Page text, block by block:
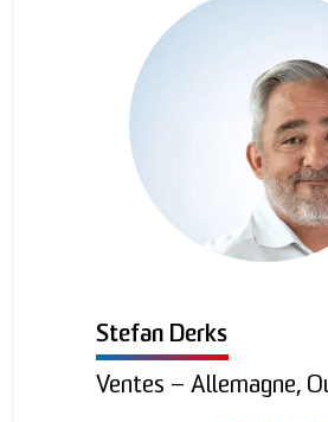
Ventes – Allemagne,
Stefan Derks